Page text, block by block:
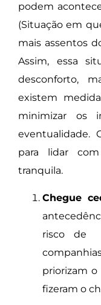
podem
(Situação em
mais assentos
Assim, essa
desconforto,
existem
minimizar os
eventualidade.
para lidar
tranquila.
Chegue
risco de
priorizam
fizeram o